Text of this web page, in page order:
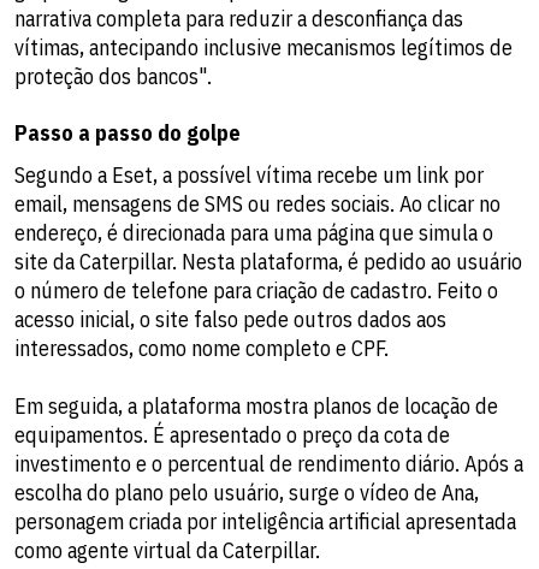
narrativa completa para reduzir a desconfiança das
vítimas, antecipando inclusive mecanismos legítimos de
proteção dos bancos".
Passo a passo do golpe
Segundo a Eset, a possível vítima recebe um link por
email, mensagens de SMS ou redes sociais. Ao clicar no
endereço, é direcionada para uma página que simula o
site da Caterpillar. Nesta plataforma, é pedido ao usuário
o número de telefone para criação de cadastro. Feito o
acesso inicial, o site falso pede outros dados aos
interessados, como nome completo e CPF.
Em seguida, a plataforma mostra planos de locação de
equipamentos. É apresentado o preço da cota de
investimento e o percentual de rendimento diário. Após a
escolha do plano pelo usuário, surge o vídeo de Ana,
personagem criada por inteligência artificial apresentada
como agente virtual da Caterpillar.